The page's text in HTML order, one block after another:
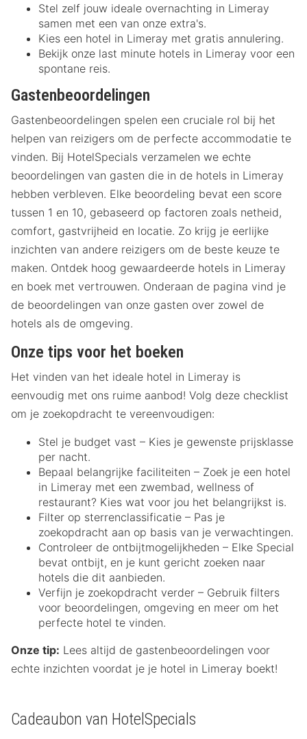
Stel zelf jouw ideale overnachting in Limeray
samen met een van onze extra's.
Kies een hotel in Limeray met gratis annulering.
Bekijk onze last minute hotels in Limeray voor een
spontane reis.
Gastenbeoordelingen
Gastenbeoordelingen spelen een cruciale rol bij het
helpen van reizigers om de perfecte accommodatie te
vinden. Bij HotelSpecials verzamelen we echte
beoordelingen van gasten die in de hotels in Limeray
hebben verbleven. Elke beoordeling bevat een score
tussen 1 en 10, gebaseerd op factoren zoals netheid,
comfort, gastvrijheid en locatie. Zo krijg je eerlijke
inzichten van andere reizigers om de beste keuze te
maken. Ontdek hoog gewaardeerde hotels in Limeray
en boek met vertrouwen. Onderaan de pagina vind je
de beoordelingen van onze gasten over zowel de
hotels als de omgeving.
Onze tips voor het boeken
Het vinden van het ideale hotel in Limeray is
eenvoudig met ons ruime aanbod! Volg deze checklist
om je zoekopdracht te vereenvoudigen:
Stel je budget vast – Kies je gewenste prijsklasse
per nacht.
Bepaal belangrijke faciliteiten – Zoek je een hotel
in Limeray met een zwembad, wellness of
restaurant? Kies wat voor jou het belangrijkst is.
Filter op sterrenclassificatie – Pas je
zoekopdracht aan op basis van je verwachtingen.
Controleer de ontbijtmogelijkheden – Elke Special
bevat ontbijt, en je kunt gericht zoeken naar
hotels die dit aanbieden.
Verfijn je zoekopdracht verder – Gebruik filters
voor beoordelingen, omgeving en meer om het
perfecte hotel te vinden.
Onze tip: Lees altijd de gastenbeoordelingen voor
echte inzichten voordat je je hotel in Limeray boekt!
Cadeaubon van HotelSpecials